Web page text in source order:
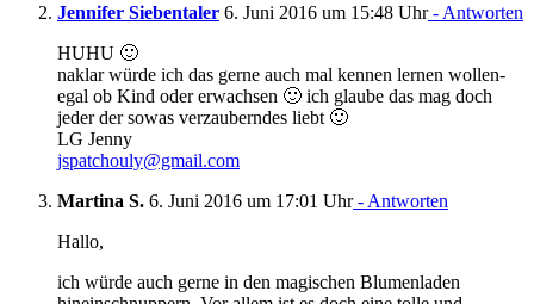
Jennifer Siebentaler 6. Juni 2016 um 15:48 Uhr- Antworten
HUHU 🙂
naklar würde ich das gerne auch mal kennen lernen wollen-
egal ob Kind oder erwachsen 🙂 ich glaube das mag doch
jeder der sowas verzauberndes liebt 🙂
LG Jenny
jspatchouly@gmail.com
Martina S. 6. Juni 2016 um 17:01 Uhr- Antworten
Hallo,
ich würde auch gerne in den magischen Blumenladen